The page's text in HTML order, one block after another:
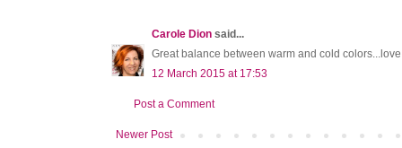
Carole Dion said...
Great balance between warm and cold colors...love
12 March 2015 at 17:53
Post a Comment
Newer Post